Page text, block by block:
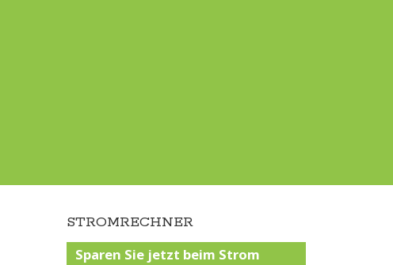
STROMRECHNER
Sparen Sie jetzt beim Strom